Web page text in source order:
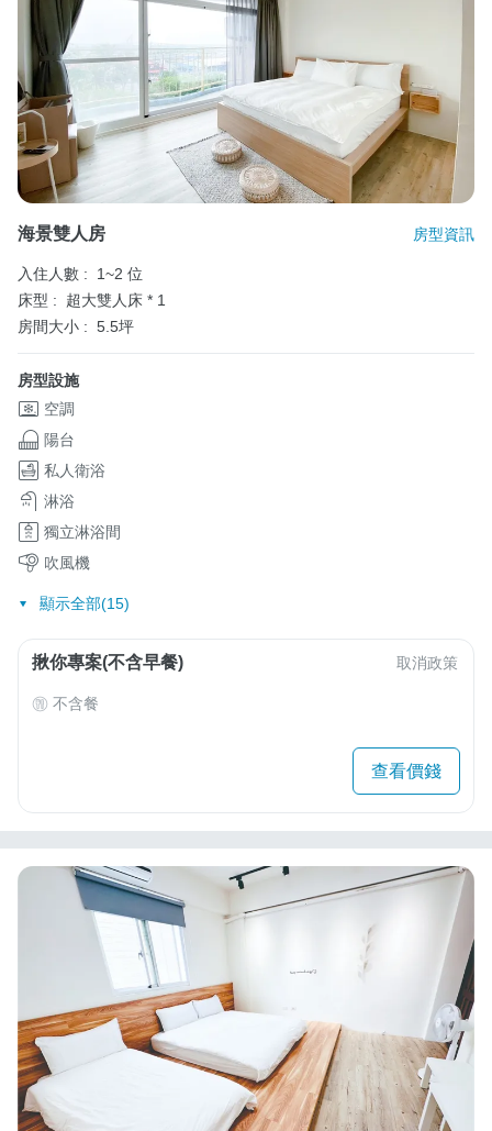
海景雙人房 房型資訊
入住人數 :
1~2 位
床型 :
超大雙人床 * 1
房間大小 : 5.5坪
房型設施
空調
陽台
私人衛浴
淋浴
獨立淋浴間
吹風機
顯示全部(15)
揪你專案(不含早餐) 取消政策
不含餐
查看價錢